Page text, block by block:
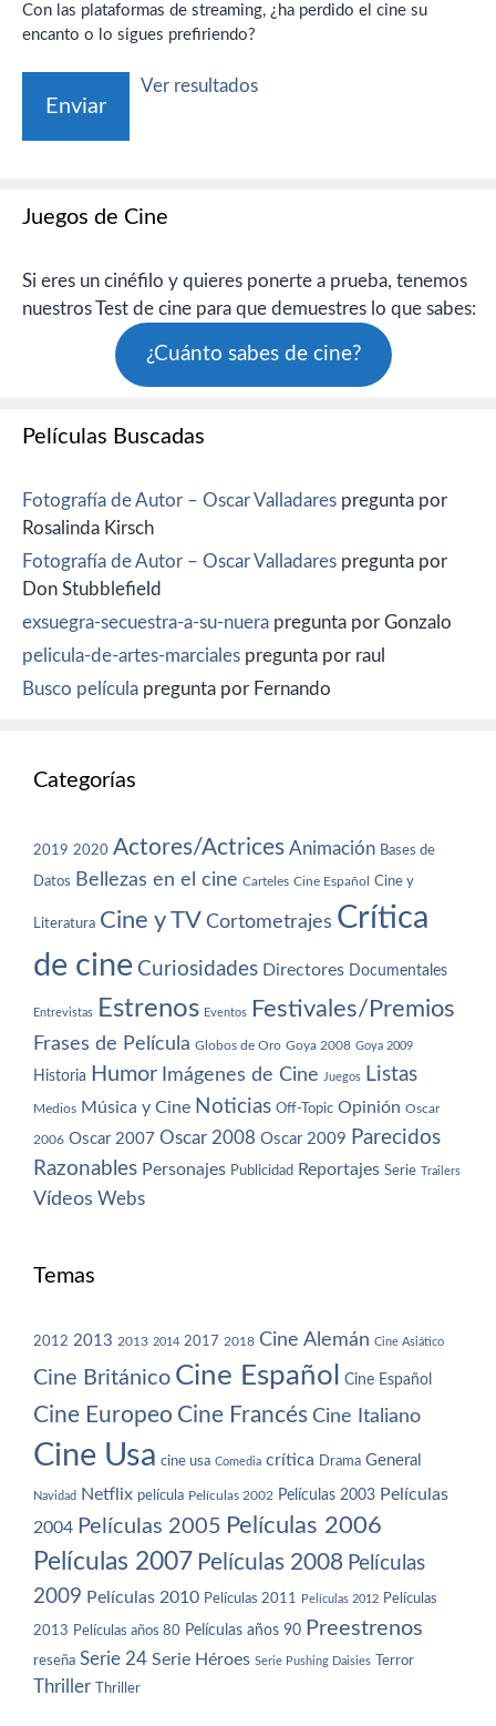
Con las plataformas de streaming, ¿ha perdido el cine su
encanto o lo sigues prefiriendo?
Ver resultados
Juegos de Cine
Si eres un cinéfilo y quieres ponerte a prueba, tenemos
nuestros Test de cine para que demuestres lo que sabes:
¿Cuánto sabes de cine?
Películas Buscadas
Fotografía de Autor – Oscar Valladares pregunta por
Rosalinda Kirsch
Fotografía de Autor – Oscar Valladares pregunta por
Don Stubblefield
exsuegra-secuestra-a-su-nuera pregunta por Gonzalo
pelicula-de-artes-marciales pregunta por raul
Busco película pregunta por Fernando
Categorías
2019 2020 Actores/Actrices Animación Bases de
Datos Bellezas en el cine Carteles Cine Español Cine y
Literatura Cine y TV Cortometrajes Crítica
de cine Curiosidades Directores Documentales
Entrevistas Estrenos Eventos Festivales/Premios
Frases de Película Globos de Oro Goya 2008 Goya 2009
Historia Humor Imágenes de Cine Juegos Listas
Medios Música y Cine Noticias Off-Topic Opinión Oscar
2006 Oscar 2007 Oscar 2008 Oscar 2009 Parecidos
Razonables Personajes Publicidad Reportajes Serie Trailers
Vídeos Webs
Temas
2012 2013 2013 2014 2017 2018 Cine Alemán Cine Asiático
Cine Británico Cine Español Cine Español
Cine Europeo Cine Francés Cine Italiano
Cine Usa cine usa Comedia crítica Drama General
Navidad Netflix película Películas 2002 Películas 2003 Películas
2004 Películas 2005 Películas 2006
Películas 2007 Películas 2008 Películas
2009 Películas 2010 Películas 2011 Películas 2012 Películas
2013 Películas años 80 Películas años 90 Preestrenos
reseña Serie 24 Serie Héroes Serie Pushing Daisies Terror
Thriller Thriller